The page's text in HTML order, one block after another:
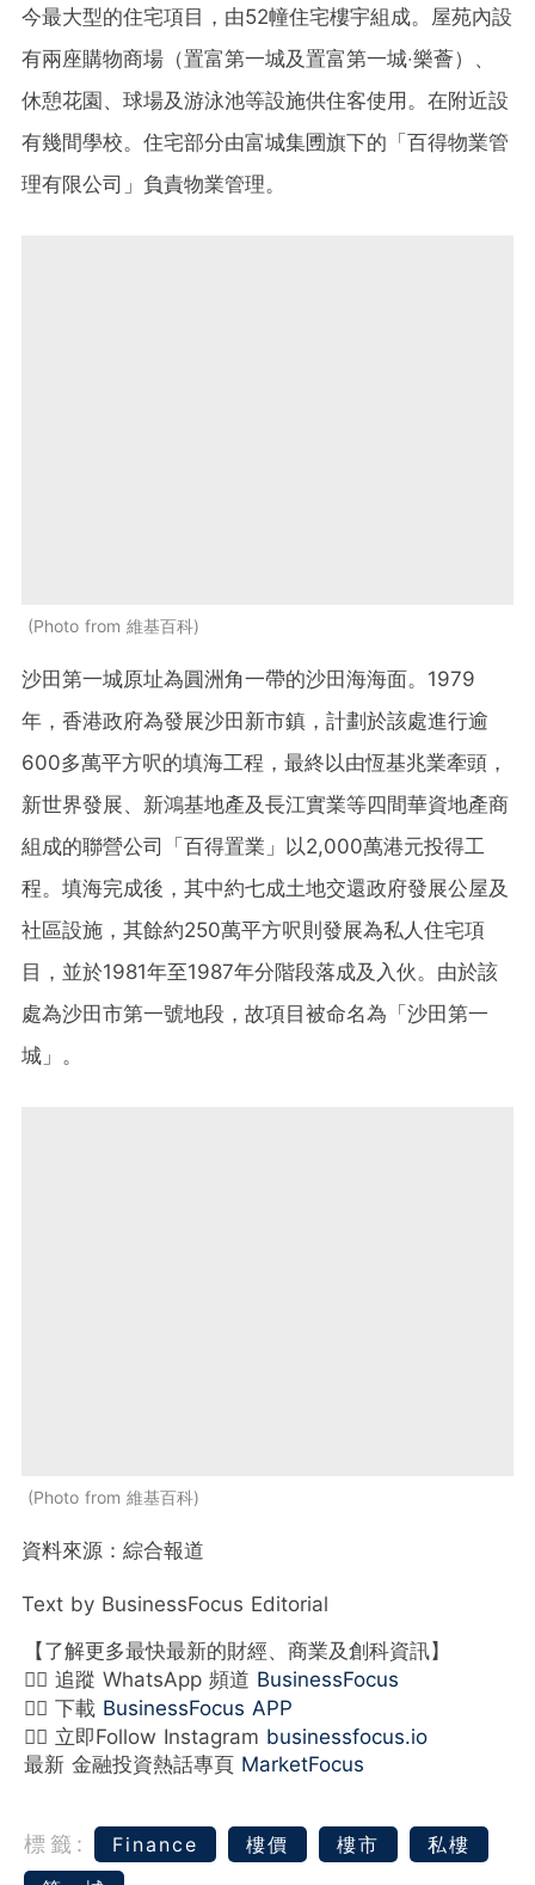
今最大型的住宅項目，由52幢住宅樓宇組成。屋苑內設
有兩座購物商場（置富第一城及置富第一城‧樂薈）、
休憩花園、球場及游泳池等設施供住客使用。在附近設
有幾間學校。住宅部分由富城集圑旗下的「百得物業管
理有限公司」負責物業管理。
Photo from 維基百科
沙田第一城原址為圓洲角一帶的沙田海海面。1979
年，香港政府為發展沙田新市鎮，計劃於該處進行逾
600多萬平方呎的填海工程，最終以由恆基兆業牽頭，
新世界發展、新鴻基地產及長江實業等四間華資地產商
組成的聯營公司「百得置業」以2,000萬港元投得工
程。填海完成後，其中約七成土地交還政府發展公屋及
社區設施，其餘約250萬平方呎則發展為私人住宅項
目，並於1981年至1987年分階段落成及入伙。由於該
處為沙田市第一號地段，故項目被命名為「沙田第一
城」。
Photo from 維基百科
資料來源：綜合報道
Text by BusinessFocus Editorial
【了解更多最快最新的財經、商業及創科資訊】
👉🏻 追蹤 WhatsApp 頻道 BusinessFocus
👉🏻 下載 BusinessFocus APP
👉🏻 立即Follow Instagram businessfocus.io
最新 金融投資熱話專頁 MarketFocus
標籤: Finance 樓價 樓市
私樓